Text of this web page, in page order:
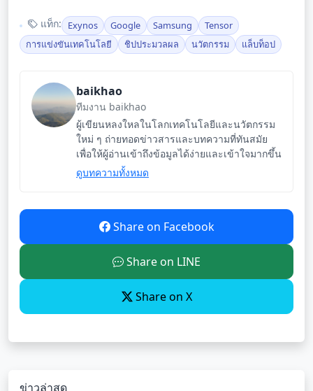
แท็ก: Exynos Google Samsung
Tensor
การแข่งขันเทคโนโลยี
ชิปประมวลผล นวัตกรรม แล็บท็อป
baikhao
ทีมงาน baikhao
ผู้เขียนหลงใหลในโลกเทคโนโลยีและนวัตกรรม
ใหม่ ๆ ถ่ายทอดข่าวสารและบทความที่ทันสมัย
เพื่อให้ผู้อ่านเข้าถึงข้อมูลได้ง่ายและเข้าใจมากขึ้น
ดูบทความทั้งหมด
Share on Facebook
Share on LINE
Share on X
ข่าวล่าสุด